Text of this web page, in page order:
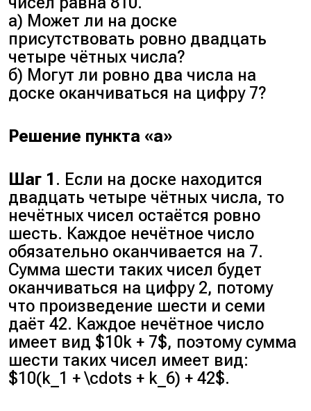
а) Может ли на доске
присутствовать ровно двадцать
четыре чётных числа?
б) Могут ли ровно два числа на
доске оканчиваться на цифру 7?
Решение пункта «а»
Шаг 1 . Если на доске находится
двадцать четыре чётных числа, то
нечётных чисел остаётся ровно
шесть. Каждое нечётное число
обязательно оканчивается на 7.
Сумма шести таких чисел будет
оканчиваться на цифру 2, потому
что произведение шести и семи
даёт 42. Каждое нечётное число
имеет вид $10k + 7$, поэтому сумма
шести таких чисел имеет вид:
$10(k_1 + \cdots + k_6) + 42$.